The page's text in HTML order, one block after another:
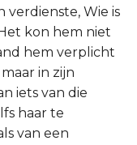
verdienste, Wie is
kon hem niet
hem verplicht
in zijn
iets van die
haar te
van een